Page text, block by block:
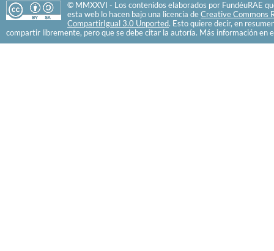
© MMXXVI - Los contenidos elaborados por FundéuRAE
esta web lo hacen bajo una licencia de Creative Commons
CompartirIgual 3.0 Unported. Esto quiere decir, en
compartir libremente, pero que se debe citar la autoría. Más información en